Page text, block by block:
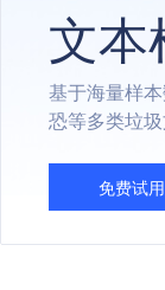
文本
基于海量样
恐等多类垃
免费试用